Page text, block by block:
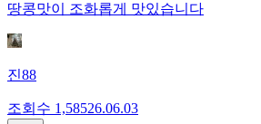
땅콩맛이 조화롭게 맛있습니다
진88
조회수 1,58526.06.03